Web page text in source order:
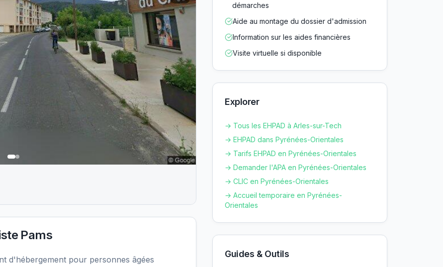
Pams
d'hébergement pour personnes âgées
démarches
Aide au montage du dossier d'admission
Information sur les aides financières
Visite virtuelle si disponible
Explorer
→ Tous les EHPAD à Arles-sur-Tech
→ EHPAD dans Pyrénées-Orientales
→ Tarifs EHPAD en Pyrénées-Orientales
→ Demander l'APA en Pyrénées-Orientales
→ CLIC en Pyrénées-Orientales
→ Accueil temporaire en Pyrénées-
Orientales
Guides & Outils